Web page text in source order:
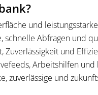
und
schnelle Abfragen und
Zuverlässigkeit und
Arbeitshilfen
zuverlässige und